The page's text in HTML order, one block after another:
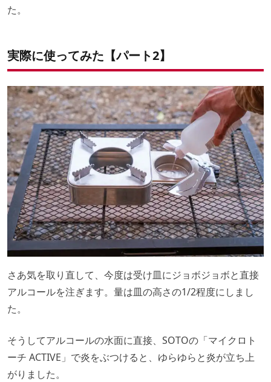
た。
実際に使ってみた【パート2】
さあ気を取り直して、今度は受け皿にジョボジョボと直接
アルコールを注ぎます。量は皿の高さの1/2程度にしまし
た。
そうしてアルコールの水面に直接、SOTOの「マイクロト
ーチ ACTIVE」で炎をぶつけると、ゆらゆらと炎が立ち上
がりました。